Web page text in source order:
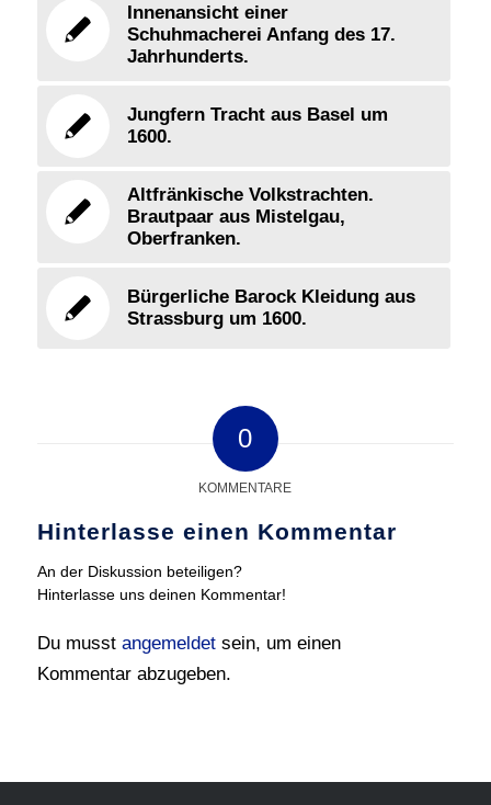
Innenansicht einer
Schuhmacherei Anfang des 17.
Jahrhunderts.
Jungfern Tracht aus Basel um
1600.
Altfränkische Volkstrachten.
Brautpaar aus Mistelgau,
Oberfranken.
Bürgerliche Barock Kleidung aus
Strassburg um 1600.
0
KOMMENTARE
Hinterlasse einen Kommentar
An der Diskussion beteiligen?
Hinterlasse uns deinen Kommentar!
Du musst angemeldetsein, um einen
Kommentar abzugeben.